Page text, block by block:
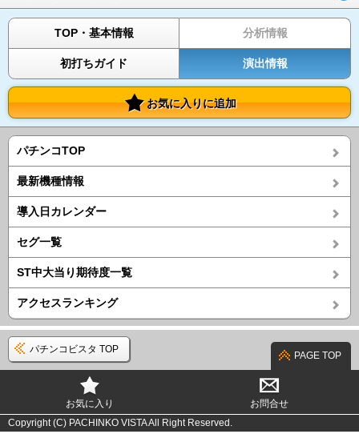
TOP・基本情報 分析情報
初打ちガイド 演出情報
お気に入りに追加
パチンコTOP
最新機種情報
導入日カレンダー
セグ一覧
ST中大当り期待度一覧
アクセスランキング
パチンコビスタ TOP
PAGE TOP
お気に入り
お問合せ
Copyright (C) PACHINKO VISTA All Right Reserved.